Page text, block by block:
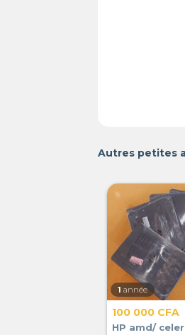
Autres petites
1 année
100 000 CFA
HP amd/